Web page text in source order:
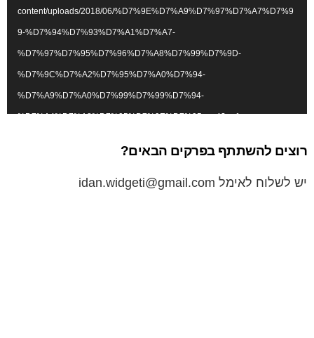
content/uploads/2018/06/%D7%9E%D7%A9%D7%97%D7%A7%D7%9
9-%D7%94%D7%93%D7%A1%D7%A7-
%D7%97%D7%95%D7%96%D7%A8%D7%99%D7%9D-
%D7%9C%D7%A2%D7%95%D7%A0%D7%94-
%D7%A9%D7%A0%D7%99%D7%99%D7%94-
%D7%A4%D7%A8%D7%95%D7%9E%D7%95.mp4?_=1
רוצים להשתתף בפרקים הבאים?
יש לשלוח לאימל idan.widgeti@gmail.com